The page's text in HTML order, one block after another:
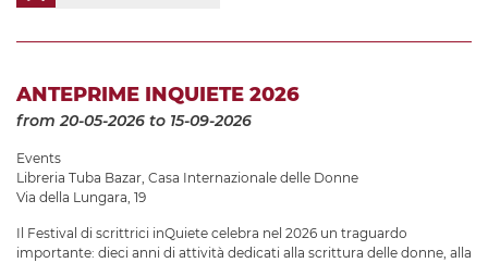
ANTEPRIME INQUIETE 2026
from 20-05-2026 to 15-09-2026
Events
Libreria Tuba Bazar, Casa Internazionale delle Donne
Via della Lungara, 19
Il Festival di scrittrici inQuiete celebra nel 2026 un traguardo
importante: dieci anni di attività dedicati alla scrittura delle donne, alla